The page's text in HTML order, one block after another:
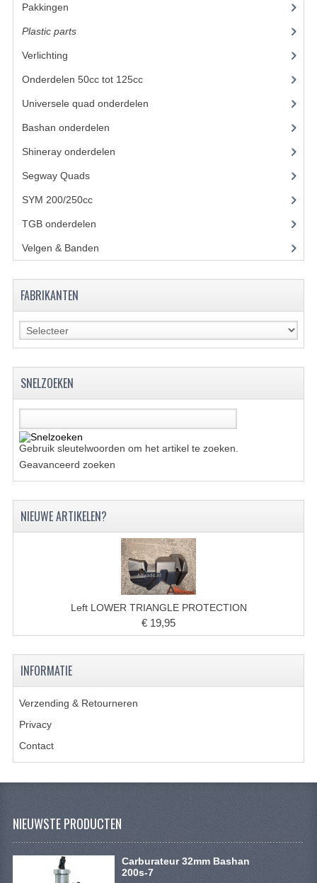
WIELEN EN BANDEN
KABELS
KETTING EN TANDWIELEN
KOEL SYSTEEM
REM SYSTEEM
SCHOKBREKERS
WIEL OPHANGING
WIELEN EN BANDEN
ACCESSOIRES
GEREEDSCHAP
SHINERAY ONDERDELEN
SHINERAY 200STIIE-B
SHINERAY 250 STXE
Pakkingen
Plastic parts(22)
Verlichting
Onderdelen 50cc tot 125cc(49)
Universele quad onderdelen
Bashan onderdelen
Shineray onderdelen
Segway Quads(6)
SYM 200/250cc(15)
TGB onderdelen
Velgen & Banden
FABRIKANTEN
SNELZOEKEN
Gebruik sleutelwoorden om het artikel te zoeken.
Geavanceerd zoeken
NIEUWE ARTIKELEN?
Left LOWER TRIANGLE PROTECTION
€ 19,95
INFORMATIE
Verzending & Retourneren
Privacy
Contact
NIEUWSTE PRODUCTEN
Carburateur 32mm Bashan
200s-7